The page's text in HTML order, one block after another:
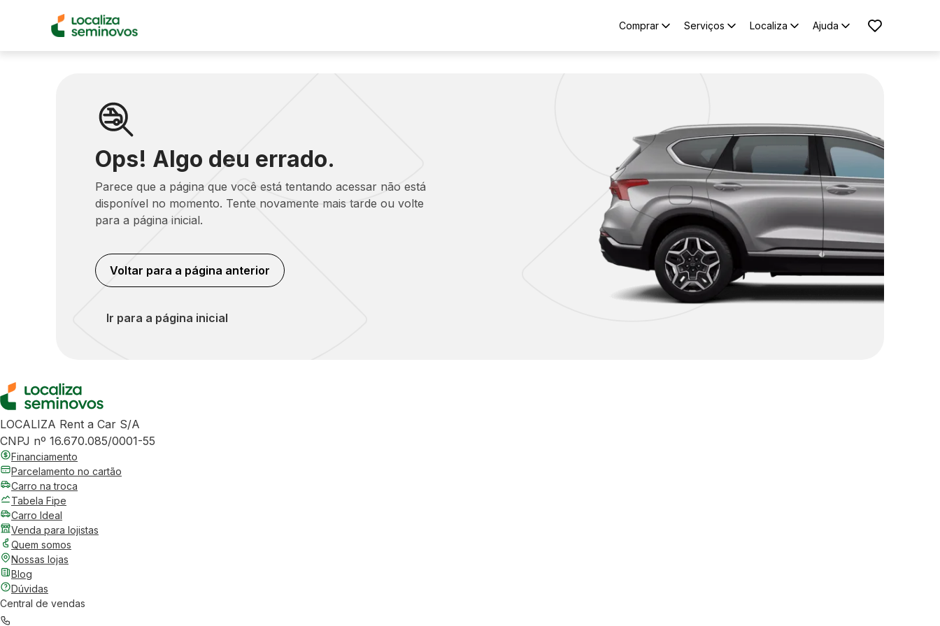
Comprar Serviços Localiza Ajuda
Ops! Algo deu errado.
Parece que a página que você está tentando acessar não está
disponível no momento. Tente novamente mais tarde ou volte
para a página inicial.
Voltar para a página anterior
Ir para a página inicial
LOCALIZA Rent a Car S/A
CNPJ nº 16.670.085/0001-55
Financiamento
Parcelamento no cartão
Carro na troca
Tabela Fipe
Carro Ideal
Venda para lojistas
Quem somos
Nossas lojas
Blog
Dúvidas
Central de vendas